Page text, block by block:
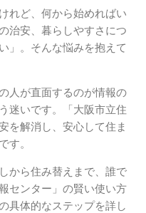
れど、何から始めればい
治安、暮らしやすさにつ
」。そんな悩みを抱えて
人が直面するのが情報の
迷いです。「大阪市立住
を解消し、安心して住ま
す。
から住み替えまで、誰で
センター」の賢い使い方
具体的なステップを詳し